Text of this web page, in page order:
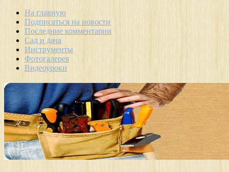
На главную
Подписаться на новости
Последние комментарии
Сад и дача
Инструменты
Фотогалерея
Видеоуроки